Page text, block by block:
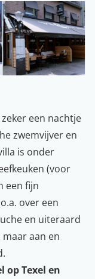
een nachtje
zwemvijver en
is onder
(voor
een fijn
over een
en uiteraard
maar aan en
op Texel en